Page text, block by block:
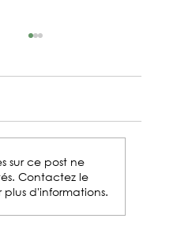
la Parfaite
sur ce post ne
Contactez le
d'informations.